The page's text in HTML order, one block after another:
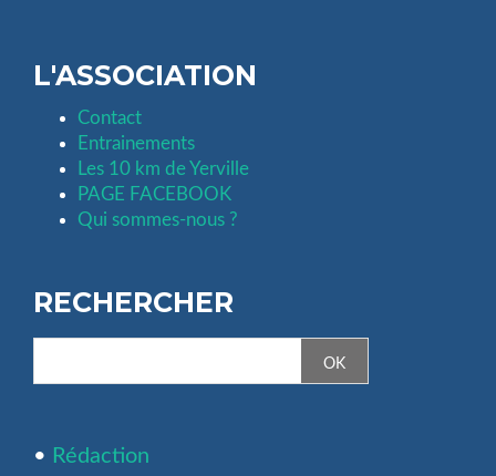
L'ASSOCIATION
Contact
Entrainements
Les 10 km de Yerville
PAGE FACEBOOK
Qui sommes-nous ?
RECHERCHER
• Rédaction